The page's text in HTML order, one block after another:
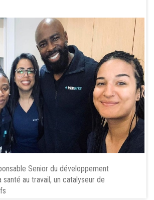
Senior du développement
au travail, un catalyseur de